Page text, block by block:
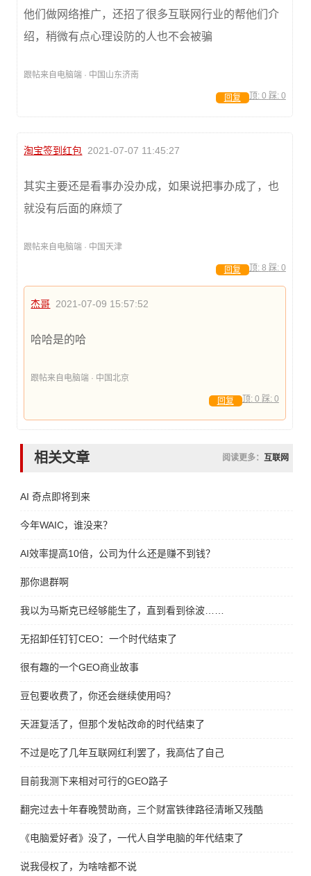
他们做网络推广，还招了很多互联网行业的帮他们介
绍，稍微有点心理设防的人也不会被骗
跟帖来自电脑端 · 中国山东济南
顶: 0 踩: 0
回复
淘宝签到红包 2021-07-07 11:45:27
其实主要还是看事办没办成，如果说把事办成了，也
就没有后面的麻烦了
跟帖来自电脑端 · 中国天津
顶: 8 踩: 0
回复
杰哥 2021-07-09 15:57:52
哈哈是的哈
跟帖来自电脑端 · 中国北京
顶: 0 踩: 0
回复
相关文章 阅读更多： 互联网
AI 奇点即将到来
今年WAIC，谁没来？
AI效率提高10倍，公司为什么还是赚不到钱？
那你退群啊
我以为马斯克已经够能生了，直到看到徐波……
无招卸任钉钉CEO：一个时代结束了
很有趣的一个GEO商业故事
豆包要收费了，你还会继续使用吗？
天涯复活了，但那个发帖改命的时代结束了
不过是吃了几年互联网红利罢了，我高估了自己
目前我测下来相对可行的GEO路子
翻完过去十年春晚赞助商，三个财富铁律路径清晰又残酷
《电脑爱好者》没了，一代人自学电脑的年代结束了
说我侵权了，为啥啥都不说